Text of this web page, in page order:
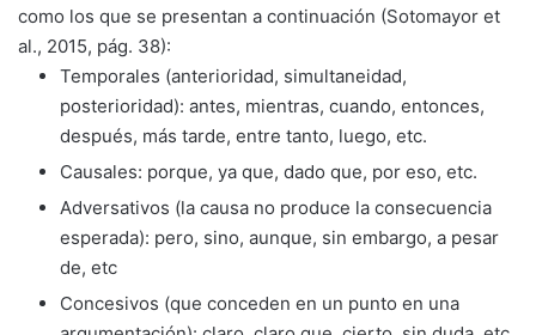
como los que se presentan a continuación (Sotomayor et
al., 2015, pág. 38):
Temporales (anterioridad, simultaneidad,
posterioridad): antes, mientras, cuando, entonces,
después, más tarde, entre tanto, luego, etc.
Causales: porque, ya que, dado que, por eso, etc.
Adversativos (la causa no produce la consecuencia
esperada): pero, sino, aunque, sin embargo, a pesar
de, etc
Concesivos (que conceden en un punto en una